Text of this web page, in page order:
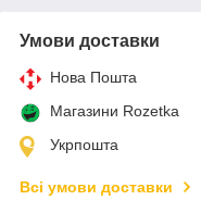
Умови доставки
Нова Пошта
Магазини Rozetka
Укрпошта
Всі умови доставки